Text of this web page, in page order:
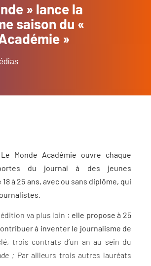
» lance la
saison du «
»
Monde Académie ouvre chaque
du journal à des jeunes
à 25 ans, avec ou sans diplôme, qui
.
va plus loin : elle propose à 25
à inventer le journalisme de
trois contrats d’un an au sein du
; Par ailleurs trois autres lauréats